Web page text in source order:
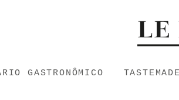
GASTRONÔMICO TASTEMADE